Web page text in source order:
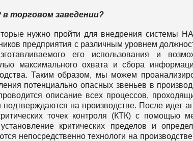
торговом заведении?
нужно пройти для внедрения системы
предприятия с различным уровнем
его использования и
максимального охвата и сбора
Таким образом, мы можем
потенциально опасных звеньев в
описание всех процессов,
на производстве. После идет
точек контроля (КТК) с помощью
критических пределов и
непосредственно технологи на